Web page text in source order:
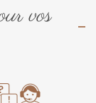
vos